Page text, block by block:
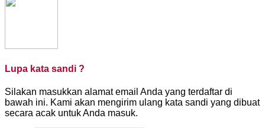
Lupa kata sandi ?
Silakan masukkan alamat email Anda yang terdaftar di
bawah ini. Kami akan mengirim ulang kata sandi yang dibuat
secara acak untuk Anda masuk.